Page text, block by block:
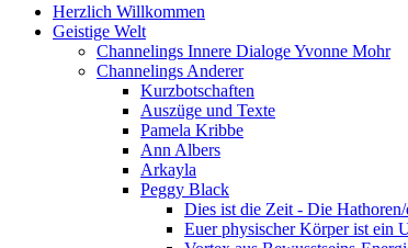
Herzlich Willkommen
Geistige Welt
Channelings Innere Dialoge Yvonne Mohr
Channelings Anderer
Kurzbotschaften
Auszüge und Texte
Pamela Kribbe
Ann Albers
Arkayla
Peggy Black
Dies ist die Zeit - Die Hathoren/
Euer physischer Körper ist ein